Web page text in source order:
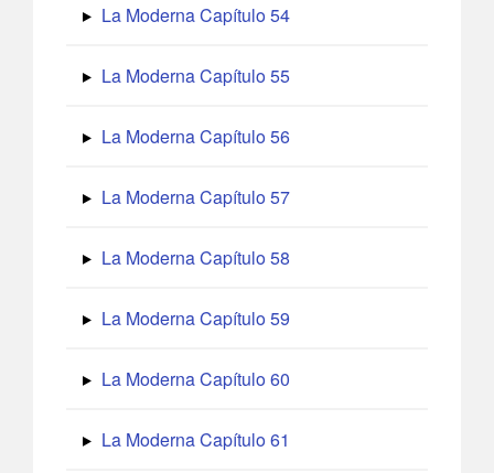
La Moderna Capítulo 54
La Moderna Capítulo 55
La Moderna Capítulo 56
La Moderna Capítulo 57
La Moderna Capítulo 58
La Moderna Capítulo 59
La Moderna Capítulo 60
La Moderna Capítulo 61